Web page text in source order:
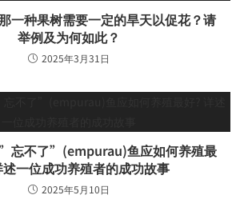
一种果树需要一定的旱天以促花？请
举例及为何如此？
2025年3月31日
忘不了”(empurau)鱼应如何养殖最
述一位成功养殖者的成功故事
2025年5月10日